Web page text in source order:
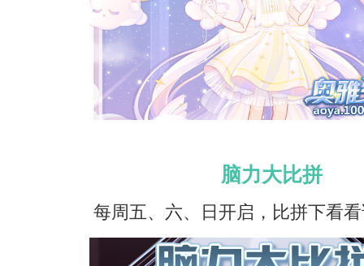
脑力大比拼
每周五、六、日开启，比拼下看